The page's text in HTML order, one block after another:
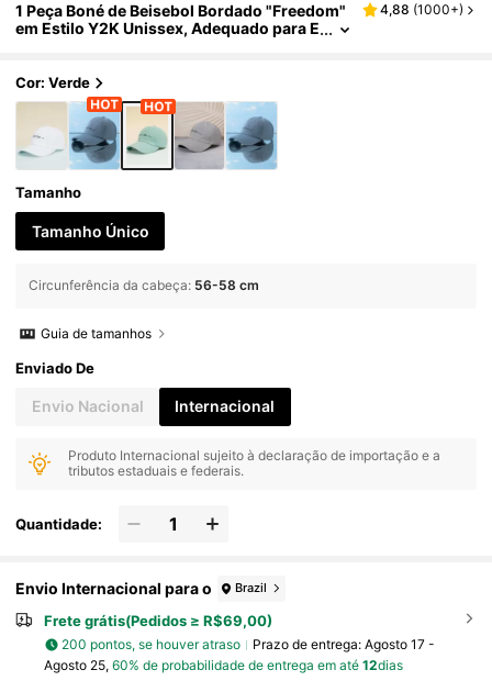
1 Peça Boné de Beisebol Bordado "Freedom"
em Estilo Y2K Unissex, Adequado para E
4,88 (1000+)
Cor: Verde
Tamanho
Tamanho Único
Circunferência da cabeça: 56-58 cm
Guia de tamanhos
Enviado De
Envio Nacional Internacional
Produto Internacional sujeito à declaração de importação e a
tributos estaduais e federais.
Quantidade:
Envio Internacional para o Brazil
Frete grátis(Pedidos ≥ R$69,00)
200 pontos, se houver atraso Prazo de entrega: Agosto 17 -
Agosto 25, 60% de probabilidade de entrega em até 12dias